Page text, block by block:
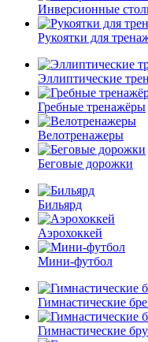
Инверсионные
Рукоятки для
Эллиптические
Гребные тренажёры
Велотренажеры
Беговые дорожки
Бильярд
Аэрохоккей
Мини-футбол
Гимнастические
Гимнастические